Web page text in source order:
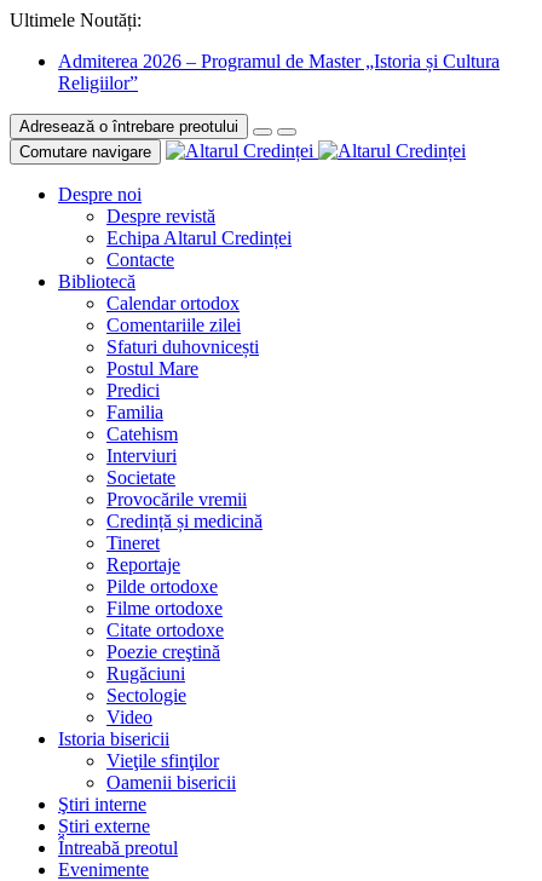
Ultimele Noutăți:
Admiterea 2026 – Programul de Master „Istoria și Cultura
Religiilor”
Adresează o întrebare preotului
Comutare navigare
Despre noi
Despre revistă
Echipa Altarul Credinței
Contacte
Bibliotecă
Calendar ortodox
Comentariile zilei
Sfaturi duhovnicești
Postul Mare
Predici
Familia
Catehism
Interviuri
Societate
Provocările vremii
Credință și medicină
Tineret
Reportaje
Pilde ortodoxe
Filme ortodoxe
Citate ortodoxe
Poezie creştină
Rugăciuni
Sectologie
Video
Istoria bisericii
Vieţile sfinţilor
Oamenii bisericii
Ştiri interne
Știri externe
Întreabă preotul
Evenimente